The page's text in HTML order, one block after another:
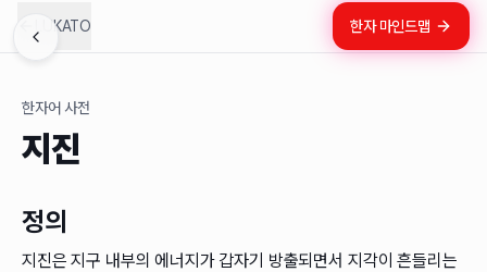
LUKATO 한자 마인드맵
한자어 사전
지진
정의
지진은 지구 내부의 에너지가 갑자기 방출되면서 지각이 흔들리는